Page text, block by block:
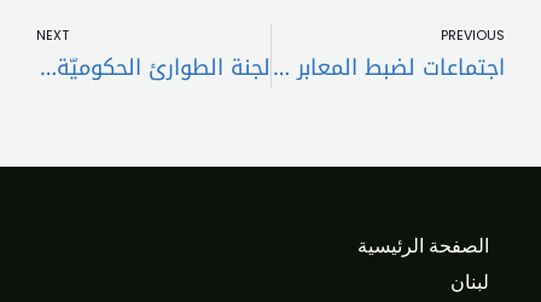
PREVIOUS
اجتماعات لضبط المعابر والحدود
NEXT
لجنة الطوارئ الحكوميّة تُتابع اللبنانيين المنتقلين من سوريا
الصفحة الرئيسية
لبنان